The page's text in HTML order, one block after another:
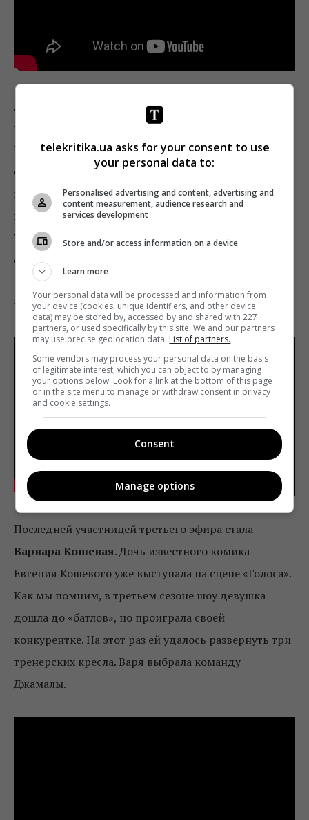
Давид Красилюк
выбрал для слепых
прослушиваний непростую композицию California
Dreaming. Мальчик страдает редкой болезнью –
остеопороз. Давид решил, что если с пением у него
не сложится, то он станет травматологом и будет
помогать детям бороться с тем, что пережил сам.
Участник признается, что в минуты отчаяния его
спасает только музыка. К мальчику развернулись
Надя Дорофеева и Позитив, именно с ними он
продолжит путь на детском шоу.
Последней участницей третьего эфира стала
Варвара Кошевая. Дочь известного комика
Евгения Кошевого уже выступала на сцене «Голоса».
Как мы помним, в третьем сезоне шоу девушка
дошла до «батлов», но проиграла своей
конкурентке. На этот раз ей удалось развернуть три
тренерских кресла. Варя выбрала команду
Джамалы.
telekritika.ua asks for your consent to use
your personal data to:
Personalised advertising and content, advertising and
content measurement, audience research and
services development
Store and/or access information on a device
Learn more
Your personal data will be processed and information from
your device (cookies, unique identifiers, and other device
data) may be stored by, accessed by and shared with 227
partners, or used specifically by this site. We and our partners
may use precise geolocation data. List of partners.
Some vendors may process your personal data on the basis
of legitimate interest, which you can object to by managing
your options below. Look for a link at the bottom of this page
or in the site menu to manage or withdraw consent in privacy
and cookie settings.
Consent
Manage options